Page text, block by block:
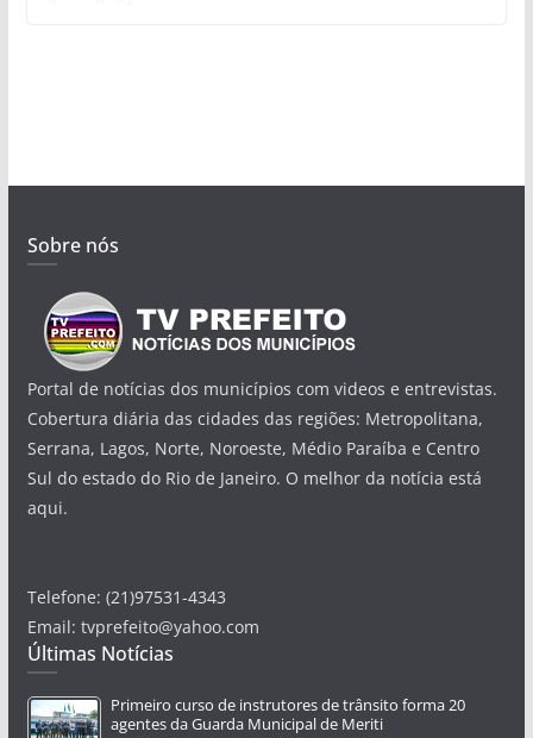
Sobre nós
Portal de notícias dos municípios com videos e entrevistas.
Cobertura diária das cidades das regiões: Metropolitana,
Serrana, Lagos, Norte, Noroeste, Médio Paraíba e Centro
Sul do estado do Rio de Janeiro. O melhor da notícia está
aqui.
Telefone: (21)97531-4343
Email: tvprefeito@yahoo.com
Últimas Notícias
Primeiro curso de instrutores de trânsito forma 20
agentes da Guarda Municipal de Meriti